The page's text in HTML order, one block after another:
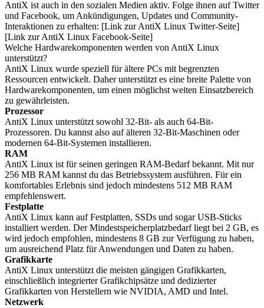
AntiX ist auch in den sozialen Medien aktiv. Folge ihnen auf Twitter
und Facebook, um Ankündigungen, Updates und Community-
Interaktionen zu erhalten: [Link zur AntiX Linux Twitter-Seite]
[Link zur AntiX Linux Facebook-Seite]
Welche Hardwarekomponenten werden von AntiX Linux
unterstützt?
AntiX Linux wurde speziell für ältere PCs mit begrenzten
Ressourcen entwickelt. Daher unterstützt es eine breite Palette von
Hardwarekomponenten, um einen möglichst weiten Einsatzbereich
zu gewährleisten.
Prozessor
AntiX Linux unterstützt sowohl 32-Bit- als auch 64-Bit-
Prozessoren. Du kannst also auf älteren 32-Bit-Maschinen oder
modernen 64-Bit-Systemen installieren.
RAM
AntiX Linux ist für seinen geringen RAM-Bedarf bekannt. Mit nur
256 MB RAM kannst du das Betriebssystem ausführen. Für ein
komfortables Erlebnis sind jedoch mindestens 512 MB RAM
empfehlenswert.
Festplatte
AntiX Linux kann auf Festplatten, SSDs und sogar USB-Sticks
installiert werden. Der Mindestspeicherplatzbedarf liegt bei 2 GB, es
wird jedoch empfohlen, mindestens 8 GB zur Verfügung zu haben,
um ausreichend Platz für Anwendungen und Daten zu haben.
Grafikkarte
AntiX Linux unterstützt die meisten gängigen Grafikkarten,
einschließlich integrierter Grafikchipsätze und dedizierter
Grafikkarten von Herstellern wie NVIDIA, AMD und Intel.
Netzwerk